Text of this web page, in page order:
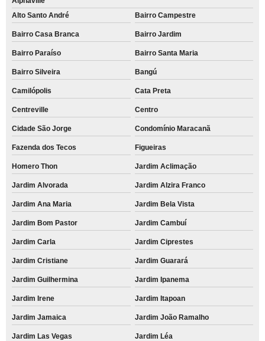
Alto Santo André
Bairro Campestre
Bairro Casa Branca Bairro Jardim
Bairro Paraíso Bairro Santa Maria
Bairro Silveira Bangú
Camilópolis Cata Preta
Centreville Centro
Cidade São Jorge Condomínio Maracanã
Fazenda dos Tecos Figueiras
Homero Thon Jardim Aclimação
Jardim Alvorada Jardim Alzira Franco
Jardim Ana Maria Jardim Bela Vista
Jardim Bom Pastor Jardim Cambuí
Jardim Carla Jardim Ciprestes
Jardim Cristiane Jardim Guarará
Jardim Guilhermina Jardim Ipanema
Jardim Irene Jardim Itapoan
Jardim Jamaica Jardim João Ramalho
Jardim Las Vegas Jardim Léa